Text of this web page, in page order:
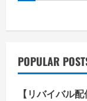
POPULAR
【リバイバル